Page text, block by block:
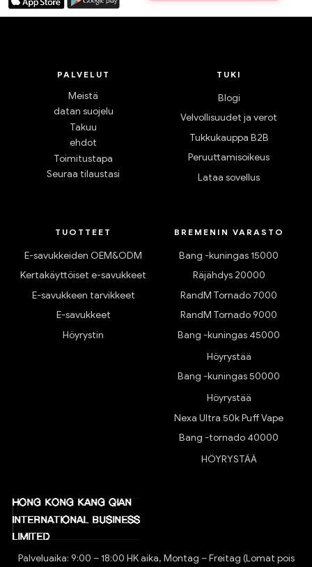
PALVELUT
Meistä
datan suojelu
Takuu
ehdot
Toimitustapa
Seuraa tilaustasi
TUKI
Blogi
Velvollisuudet ja verot
Tukkukauppa B2B
Peruuttamisoikeus
Lataa sovellus
TUOTTEET
E-savukkeiden OEM&ODM
Kertakäyttöiset e-savukkeet
E-savukkeen tarvikkeet
E-savukkeet
Höyrystin
BREMENIN VARASTO
Bang -kuningas 15000
Räjähdys 20000
RandM Tornado 7000
RandM Tornado 9000
Bang -kuningas 45000
Höyrystää
Bang -kuningas 50000
Höyrystää
Nexa Ultra 50k Puff Vape
Bang -tornado 40000
HÖYRYSTÄÄ
Palveluaika: 9:00 – 18:00 HK aika, Montag – Freitag (Lomat pois